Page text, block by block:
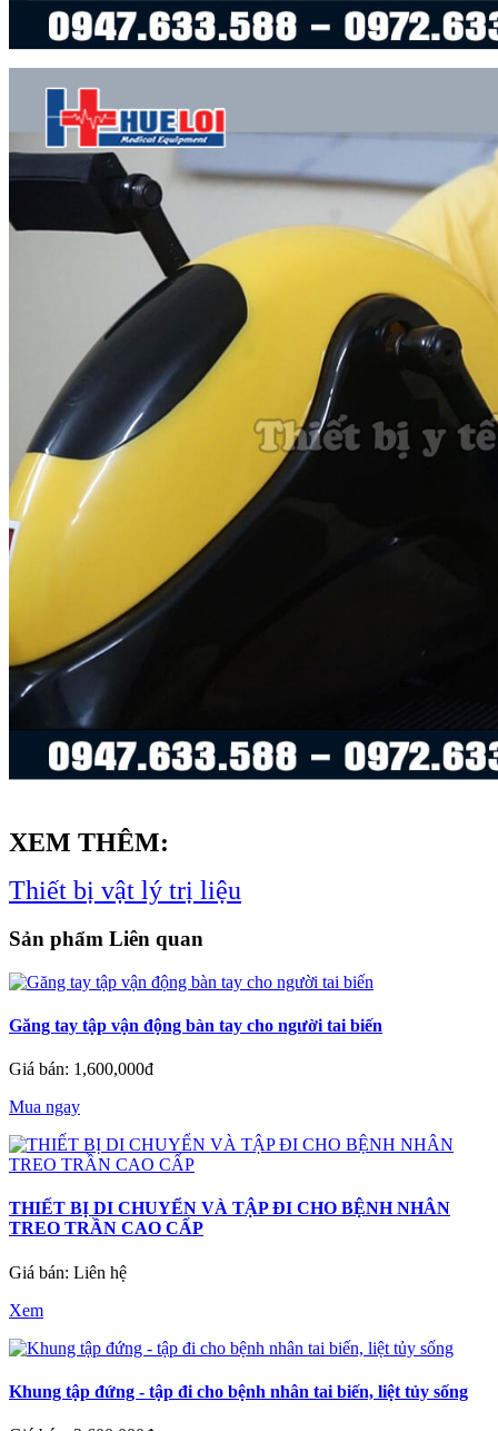
XEM THÊM:
Thiết bị vật lý trị liệu
Sản phẩm Liên quan
Găng tay tập vận động bàn tay cho người tai biến
Giá bán: 1,600,000đ
Mua ngay
THIẾT BỊ DI CHUYỂN VÀ TẬP ĐI CHO BỆNH NHÂN
TREO TRẦN CAO CẤP
Giá bán: Liên hệ
Xem
Khung tập đứng - tập đi cho bệnh nhân tai biến, liệt tủy sống